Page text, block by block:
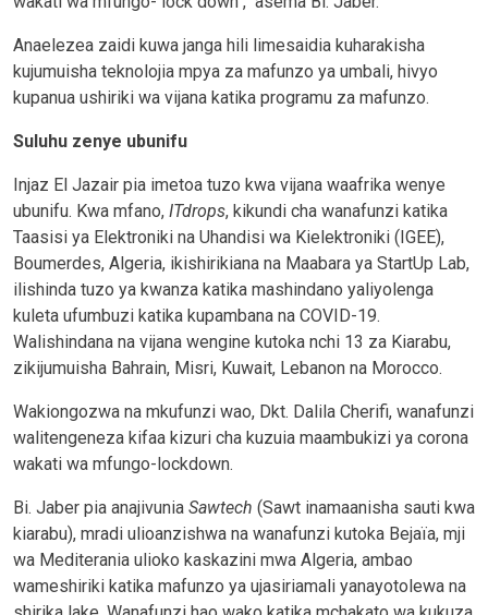
Anaelezea zaidi kuwa janga hili limesaidia kuharakisha
kujumuisha teknolojia mpya za mafunzo ya umbali, hivyo
kupanua ushiriki wa vijana katika programu za mafunzo.
Suluhu zenye ubunifu
Injaz El Jazair pia imetoa tuzo kwa vijana waafrika wenye
ubunifu. Kwa mfano, ITdrops, kikundi cha wanafunzi katika
Taasisi ya Elektroniki na Uhandisi wa Kielektroniki (IGEE),
Boumerdes, Algeria, ikishirikiana na Maabara ya StartUp Lab,
ilishinda tuzo ya kwanza katika mashindano yaliyolenga
kuleta ufumbuzi katika kupambana na COVID-19.
Walishindana na vijana wengine kutoka nchi 13 za Kiarabu,
zikijumuisha Bahrain, Misri, Kuwait, Lebanon na Morocco.
Wakiongozwa na mkufunzi wao, Dkt. Dalila Cherifi, wanafunzi
walitengeneza kifaa kizuri cha kuzuia maambukizi ya corona
wakati wa mfungo-lockdown.
Bi. Jaber pia anajivunia Sawtech (Sawt inamaanisha sauti kwa
kiarabu), mradi ulioanzishwa na wanafunzi kutoka Bejaïa, mji
wa Mediterania ulioko kaskazini mwa Algeria, ambao
wameshiriki katika mafunzo ya ujasiriamali yanayotolewa na